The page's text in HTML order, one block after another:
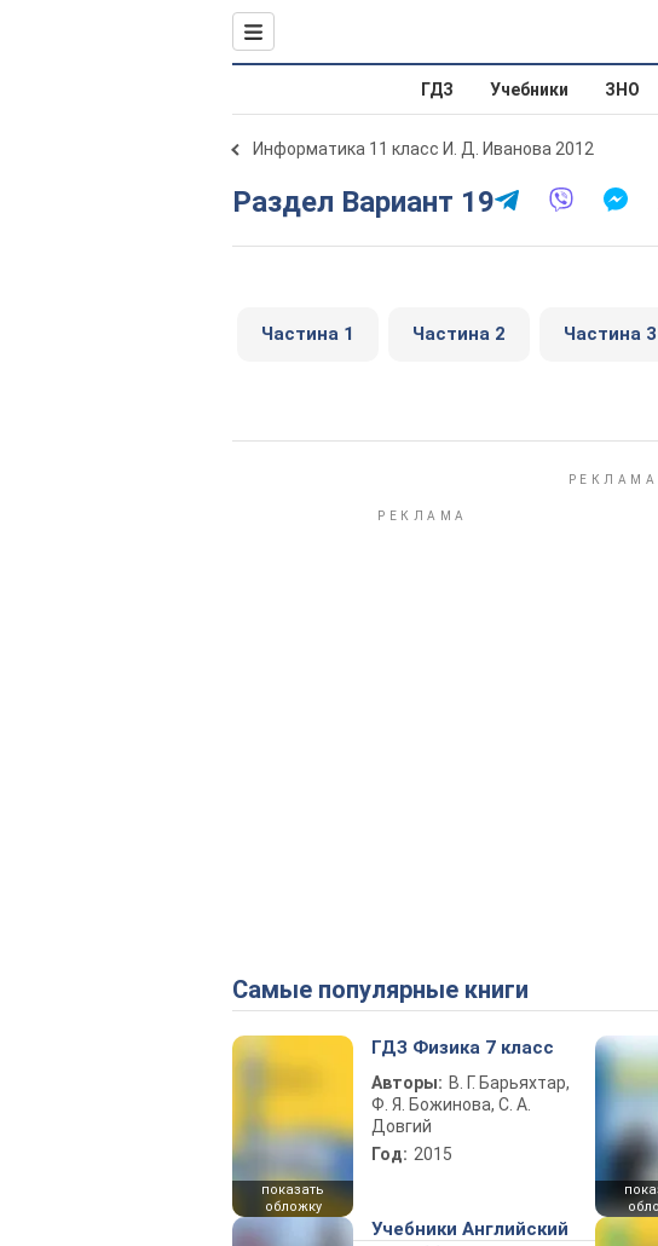
ГДЗ Учебники ЗНО
Информатика 11 класс И. Д. Иванова 2012
Раздел Вариант 19
Частина 1 Частина 2 Частина 3
Самые популярные книги
показать
обложку
ГДЗ Физика 7 класс
Авторы: В. Г. Барьяхтар,
Ф. Я. Божинова, С. А.
Довгий
Год: 2015
Учебники Английский